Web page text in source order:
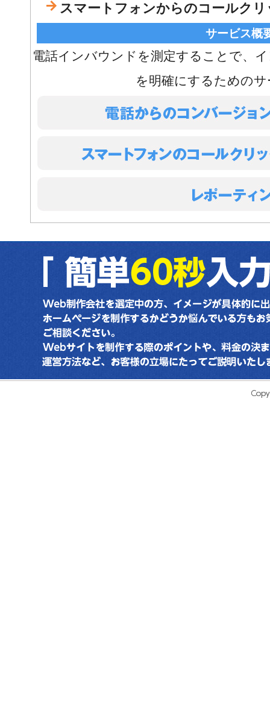
スマートフォンからのコールク
サービス概
電話インバウンドを測定することで、
を明確にするための